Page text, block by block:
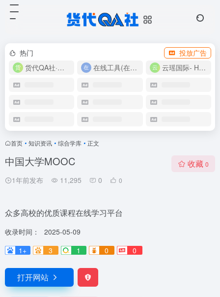
热门
投放广告
货代QA社·让货代之路更简单！
在线工具(在线实用工具200+) 云瑶国际- Harlan-15360639224
首页 • 知识资讯 • 综合学库 • 正文
中国大学MOOC
1年前发布 11,295 0 0
收藏 0
众多高校的优质课程在线学习平台
收录时间：
2025-05-09
1+
3 1 0 0
打开网站